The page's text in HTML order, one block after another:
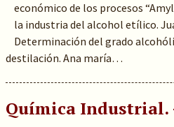
económico de los procesos
la industria del alcohol etílico.
Determinación del grado
destilación. Ana maría…
Química Industrial.